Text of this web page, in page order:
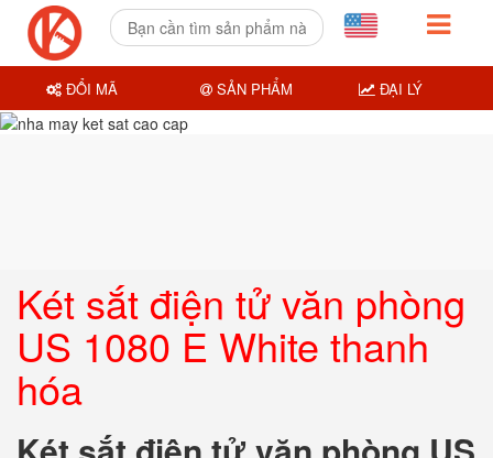
Két sắt điện tử văn phòng
US 1080 E White thanh
hóa
ĐỔI MÃ SẢN PHẨM ĐẠI LÝ